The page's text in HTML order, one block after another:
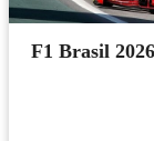
F1 Brasil